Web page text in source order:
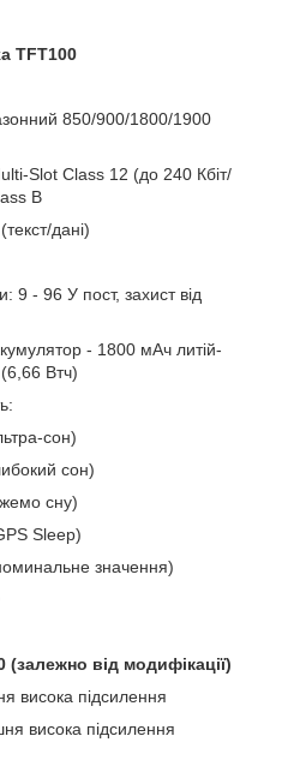
TFT100
850/900/1800/1900
Slot Class 12 (до 240 Кбіт/
B
дані)
9 - 96 У пост, захист від
- 1800 мАч литій-
Втч)
сон)
сон)
сну)
Sleep)
значення)
від модифікації)
висока підсилення
висока підсилення